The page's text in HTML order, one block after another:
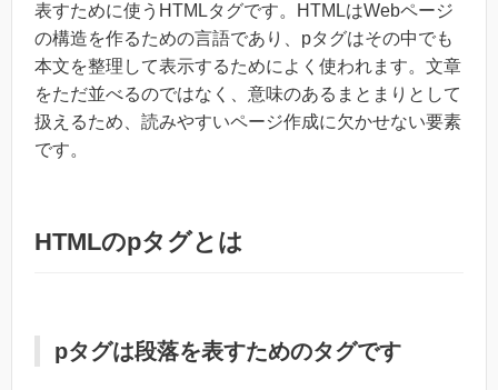
表すために使うHTMLタグです。HTMLはWebページ
の構造を作るための言語であり、pタグはその中でも
本文を整理して表示するためによく使われます。文章
をただ並べるのではなく、意味のあるまとまりとして
扱えるため、読みやすいページ作成に欠かせない要素
です。
HTMLのpタグとは
pタグは段落を表すためのタグです